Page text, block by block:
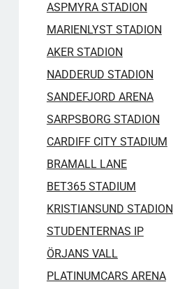
ASPMYRA STADION
MARIENLYST STADION
AKER STADION
NADDERUD STADION
SANDEFJORD ARENA
SARPSBORG STADION
CARDIFF CITY STADIUM
BRAMALL LANE
BET365 STADIUM
KRISTIANSUND STADION
STUDENTERNAS IP
ÖRJANS VALL
PLATINUMCARS ARENA